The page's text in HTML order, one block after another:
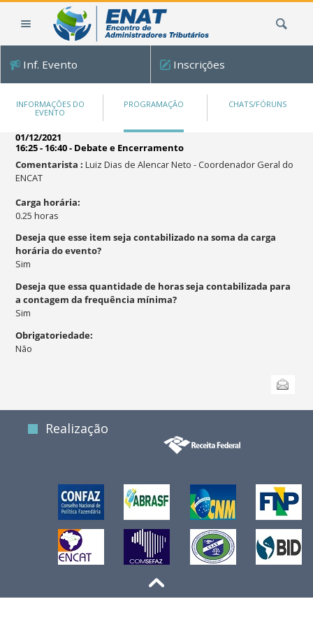
Inf. Evento Inscrições
INFORMAÇÕES DO
EVENTO
PROGRAMAÇÃO CHATS/FÓRUNS
01/12/2021
16:25 - 16:40- Debate e Encerramento
Comentarista: Luiz Dias de Alencar Neto- Coordenador Geral do
ENCAT
Carga horária:
0.25horas
Deseja que esse item seja contabilizado na soma da carga
horária do evento?
Sim
Deseja que essa quantidade de horas seja contabilizada para
a contagem da frequência mínima?
Sim
Obrigatoriedade:
Não
Realização